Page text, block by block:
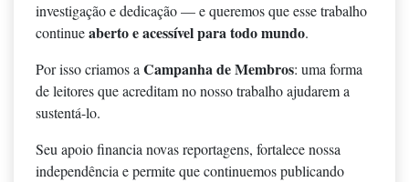
investigação e dedicação — e queremos que esse trabalho
continueaberto e acessível para todo mundo.
Por isso criamos aCampanha de Membros: uma forma
de leitores que acreditam no nosso trabalho ajudarem a
sustentá-lo.
Seu apoio financia novas reportagens, fortalece nossa
independência e permite que continuemos publicando